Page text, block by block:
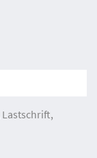
Lastschrift,